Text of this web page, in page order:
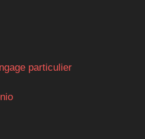
particulier